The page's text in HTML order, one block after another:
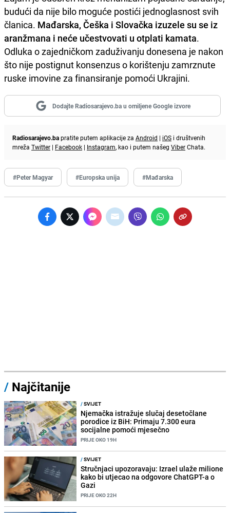
budući da nije bilo moguće postići jednoglasnost svih
članica. Mađarska, Češka i Slovačka izuzele su se iz
aranžmana i neće učestvovati u otplati kamata.
Odluka o zajedničkom zaduživanju donesena je nakon
što nije postignut konsenzus o korištenju zamrznute
ruske imovine za finansiranje pomoći Ukrajini.
Dodajte Radiosarajevo.ba u omiljene Google izvore
Radiosarajevo.bapratite putem aplikacije za Android | iOS i društvenih
mreža Twitter | Facebook | Instagram, kao i putem našeg ViberChata.
#Peter Magyar #Europska unija #Mađarska
/ Najčitanije
/SVIJET
Njemačka istražuje slučaj desetočlane
porodice iz BiH: Primaju 7.300 eura
socijalne pomoći mjesečno
PRIJE OKO 19H
/SVIJET
Stručnjaci upozoravaju: Izrael ulaže milione
kako bi utjecao na odgovore ChatGPT-a o
Gazi
PRIJE OKO 22H